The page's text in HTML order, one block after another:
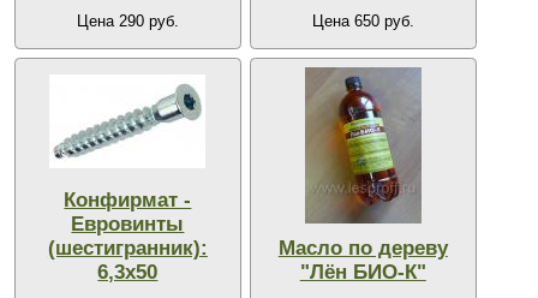
Цена 290 руб. Цена 650 руб.
Конфирмат -
Евровинты
(шестигранник):
6,3х50
Масло по дереву
"Лён БИО-К"